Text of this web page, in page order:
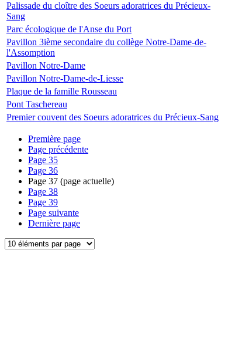
Palissade du cloître des Soeurs adoratrices du Précieux-
Sang
Parc écologique de l'Anse du Port
Pavillon 3ième secondaire du collège Notre-Dame-de-
l'Assomption
Pavillon Notre-Dame
Pavillon Notre-Dame-de-Liesse
Plaque de la famille Rousseau
Pont Taschereau
Premier couvent des Soeurs adoratrices du Précieux-Sang
Première page
Page précédente
Page 35
Page 36
Page 37 (page actuelle)
Page 38
Page 39
Page suivante
Dernière page